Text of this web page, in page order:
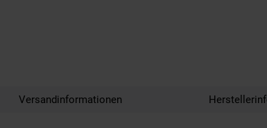
Versandinformationen